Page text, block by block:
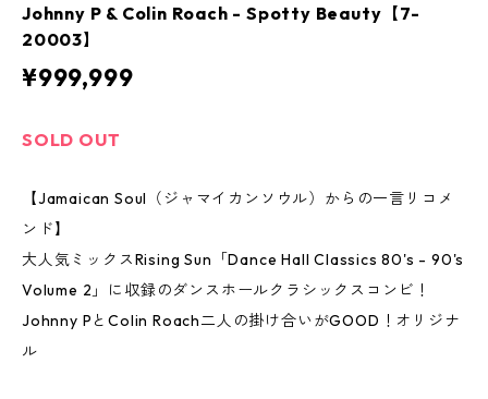
Johnny P & Colin Roach - Spotty Beauty【7-
20003】
¥999,999
SOLD OUT
【Jamaican Soul（ジャマイカンソウル）からの一言リコメ
ンド】
大人気ミックスRising Sun「Dance Hall Classics 80's - 90's
Volume 2」に収録のダンスホールクラシックスコンビ！
Johnny PとColin Roach二人の掛け合いがGOOD！オリジナ
ル